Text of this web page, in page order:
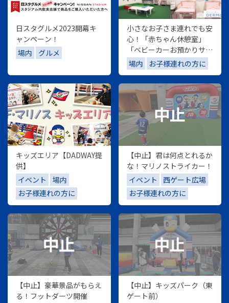
日スタグルメ2023開幕キ
ャンペーン！
場内
グルメ
小さなお子さま連れでも安
心！「赤ちゃん休憩室」
「ベビーカーお預かりサー
ビス」「おむつ替えシー
ト」
場内 お子様連れの方に
キッズエリア【DADWAY提
供】
イベント
場内
お子様連れの方に
【中止】君は何点とれるか
な！マリノストライカー！
イベント
西ゲート広場
お子様連れの方に
【中止】豪華景品がもらえ
る！フットダーツ開催
【中止】キッズパーク（東
ゲート前）